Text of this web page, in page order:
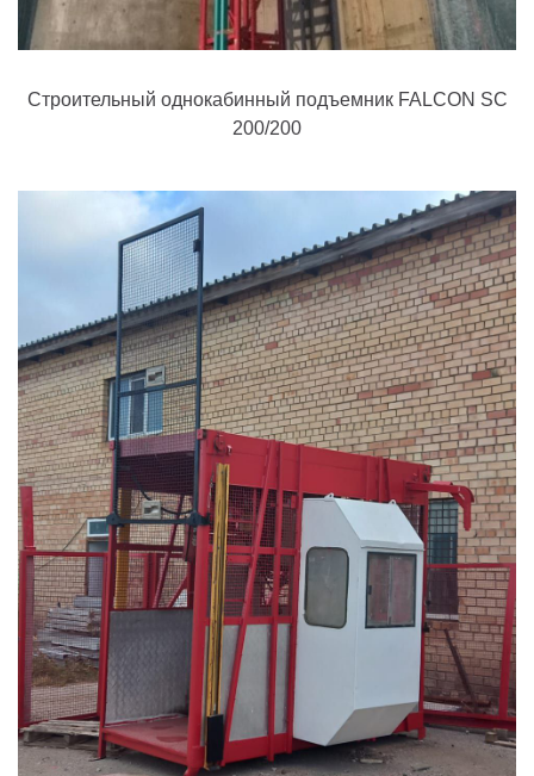
Строительный однокабинный подъемник FALCON SC
200/200